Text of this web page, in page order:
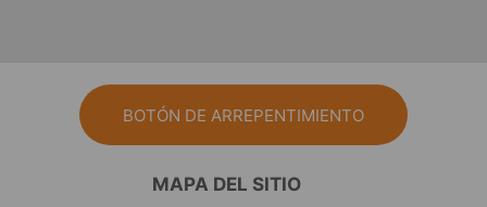
BOTÓN DE ARREPENTIMIENTO
MAPA DEL SITIO